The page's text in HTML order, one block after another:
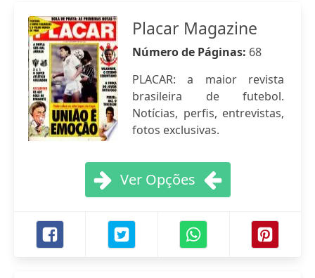
Placar Magazine
Número de Páginas: 68
PLACAR: a maior revista
brasileira de futebol.
Notícias, perfis, entrevistas,
fotos exclusivas.
Ver Opções